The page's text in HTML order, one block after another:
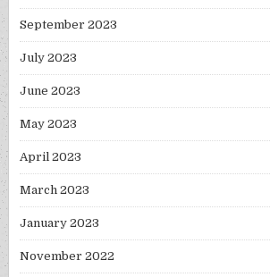
September 2023
July 2023
June 2023
May 2023
April 2023
March 2023
January 2023
November 2022